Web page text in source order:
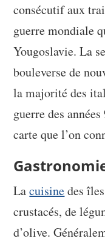
consécutif aux
guerre mondiale
Yougoslavie. La
bouleverse de
la majorité des
guerre des
carte que l’on
Lacuisinedes
crustacés, de
d’olive.